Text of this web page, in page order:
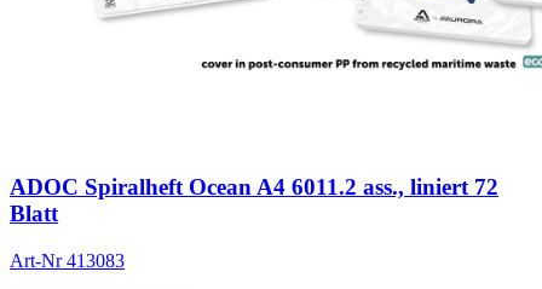
ADOC Spiralheft Ocean A4 6011.2 ass., liniert 72
Blatt
Art-Nr413083